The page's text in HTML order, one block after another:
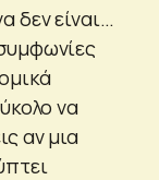
δεν είναι…
να
αν μια